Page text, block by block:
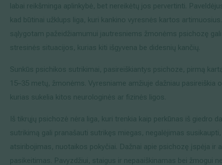
labai reikšminga aplinkybė, bet nereikėtų jos pervertinti.
kad būtinai užklups liga, kuri kankino vyresnės kartos
sąlygotam pažeidžiamumui jautresniems žmonėms psichozę
stresinės situacijos, kurias kiti išgyvena be didesnių kančių.
Sunkūs psichikos sutrikimai, pasireiškiantys psichoze, pirmą
15–35 metų, žmonėms. Vyresniame amžiuje dažniau pasireiškia
kurias sukelia kitos neurologinės ar fizinės ligos.
Iš tikrųjų psichozė nėra liga, kuri trenkia kaip perkūnas iš giedro
sutrikimą gali pranašauti sutrikęs miegas, negalėjimas
atsiribojimas, nuotaikos pokyčiai. Dažnai apie psichozę įspėja ir
pasikeitimas. Pavyzdžiui, staigus ir nepaaiškinamas bei žmogui